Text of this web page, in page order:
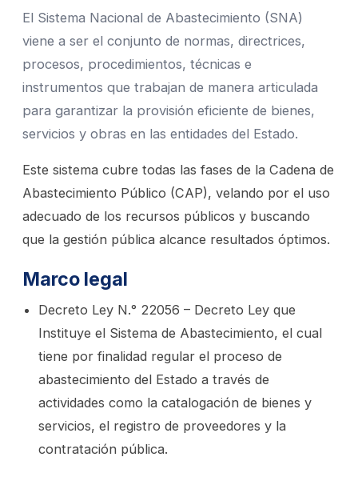
El Sistema Nacional de Abastecimiento (SNA)
viene a ser el conjunto de normas, directrices,
procesos, procedimientos, técnicas e
instrumentos que trabajan de manera articulada
para garantizar la provisión eficiente de bienes,
servicios y obras en las entidades del Estado.
Este sistema cubre todas las fases de la Cadena de
Abastecimiento Público (CAP), velando por el uso
adecuado de los recursos públicos y buscando
que la gestión pública alcance resultados óptimos.
Marco legal
Decreto Ley N.° 22056 – Decreto Ley que
Instituye el Sistema de Abastecimiento, el cual
tiene por finalidad regular el proceso de
abastecimiento del Estado a través de
actividades como la catalogación de bienes y
servicios, el registro de proveedores y la
contratación pública.